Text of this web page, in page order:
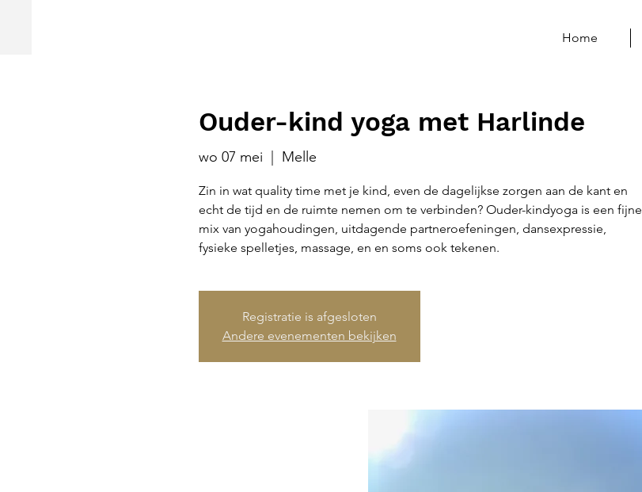
Home
Ouder-kind yoga met Harlinde
wo 07 mei Melle
Zin in wat quality time met je kind, even de dagelijkse zorgen aan de kant en
echt de tijd en de ruimte nemen om te verbinden? Ouder-kindyoga is een fijne
mix van yogahoudingen, uitdagende partneroefeningen, dansexpressie,
fysieke spelletjes, massage, en en soms ook tekenen.
Registratie is afgesloten
Andere evenementen bekijken